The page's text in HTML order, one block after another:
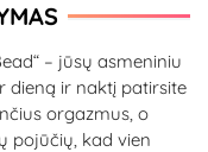
– jūsų asmeniniu
dieną ir naktį patirsite
orgazmus, o
pojūčių, kad vien